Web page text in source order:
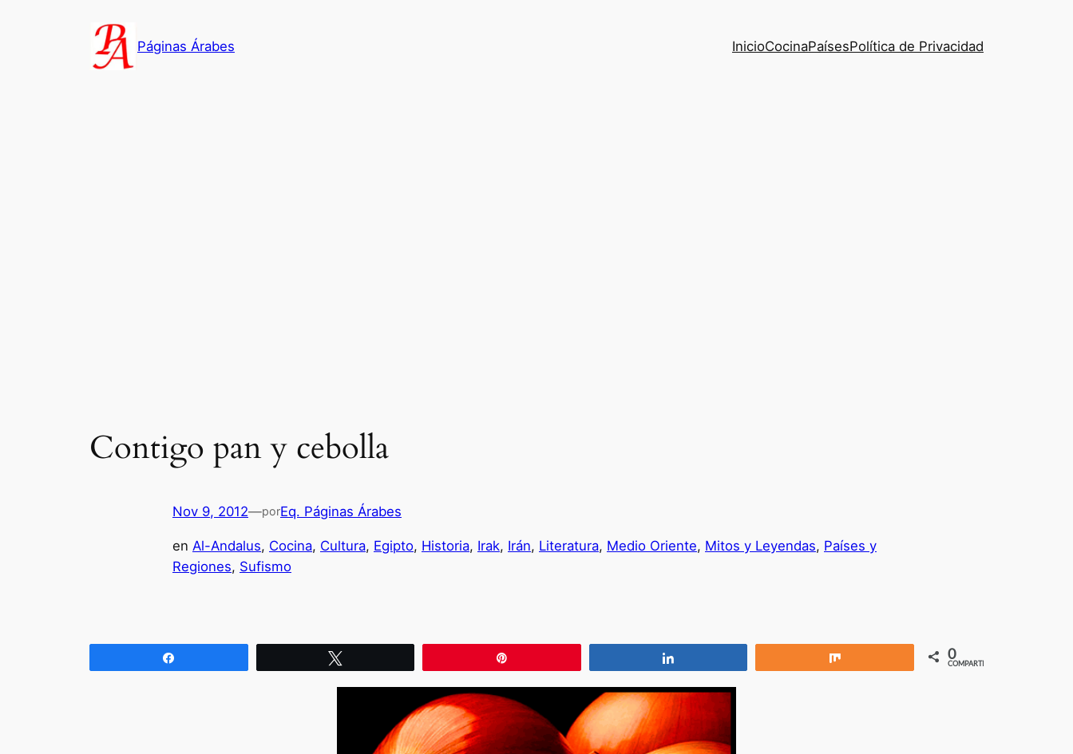
Páginas Árabes InicioCocinaPaísesPolítica de Privacidad
Contigo pan y cebolla
Nov 9, 2012—porEq. Páginas Árabes
en Al-Andalus, Cocina, Cultura, Egipto, Historia, Irak, Irán, Literatura, Medio Oriente, Mitos y Leyendas, Países y
Regiones, Sufismo
0
COMPARTIR